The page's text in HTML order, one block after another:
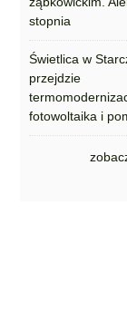
stopnia
Świetlica w
przejdzie
fotowoltaika i